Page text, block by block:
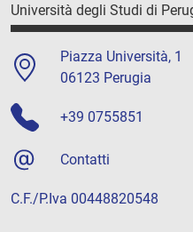
Università degli Studi di
Piazza Università, 1
06123 Perugia
+39 0755851
Contatti
C.F./P.Iva 00448820548